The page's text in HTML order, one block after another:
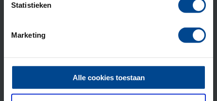
Statistieken
Marketing
Alle cookies toestaan
Geaccrediteerd door
Deelnemers beoordelen ons met een